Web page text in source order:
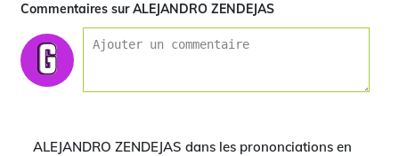
Commentaires sur ALEJANDRO ZENDEJAS
ALEJANDRO ZENDEJAS dans les prononciations en